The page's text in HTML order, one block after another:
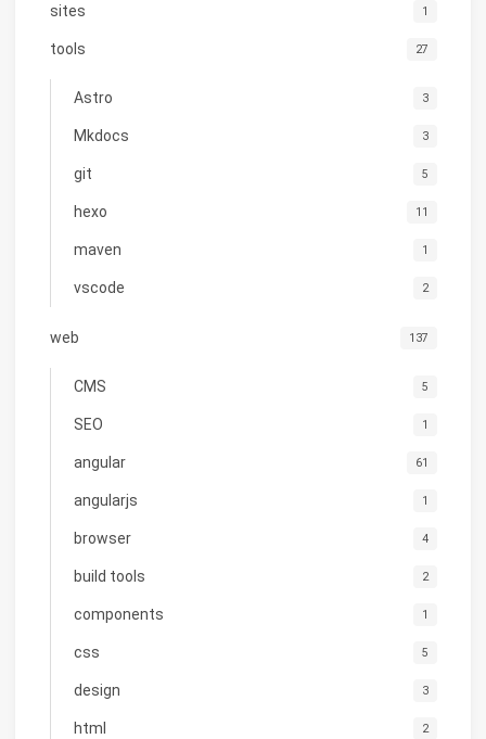
sites 1
tools 27
Astro 3
Mkdocs 3
git 5
hexo 11
maven 1
vscode 2
web 137
CMS 5
SEO 1
angular 61
angularjs 1
browser 4
build tools 2
components 1
css 5
design 3
html 2